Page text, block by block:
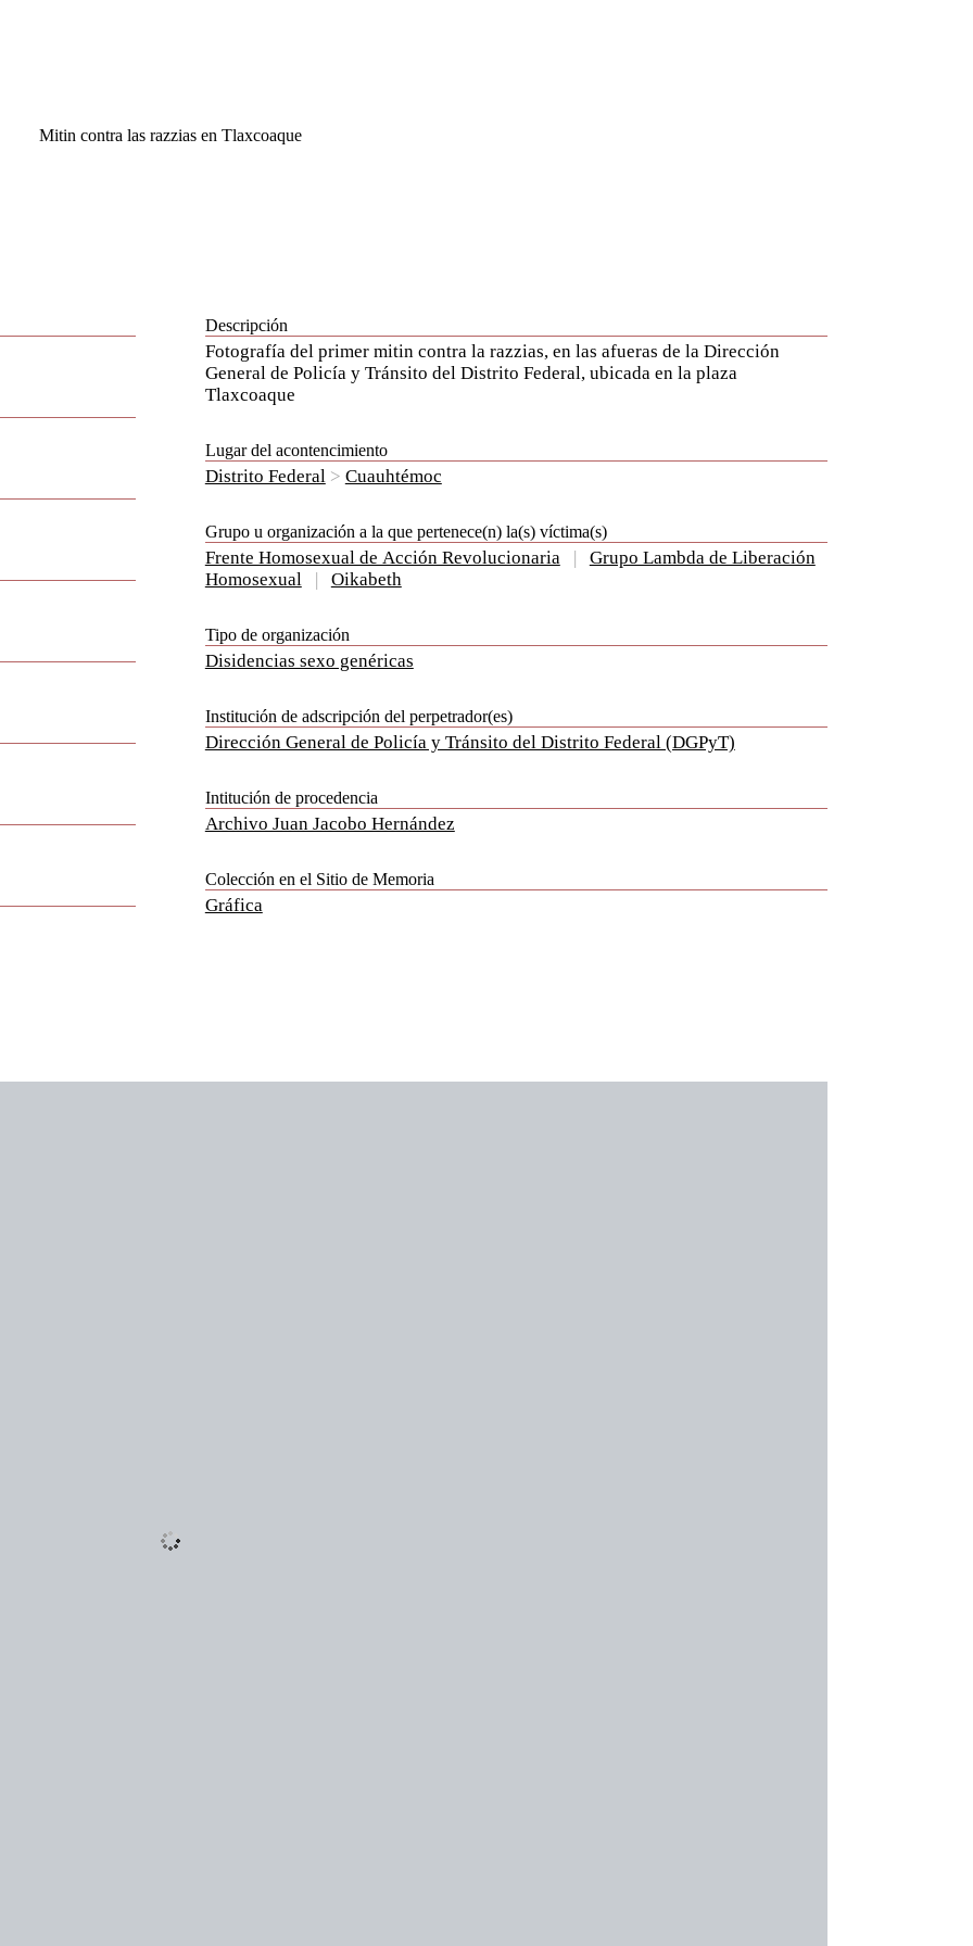
Mitin contra las razzias en Tlaxcoaque
Descripción
Fotografía del primer mitin contra la razzias, en las afueras de la Dirección
General de Policía y Tránsito del Distrito Federal, ubicada en la plaza
Tlaxcoaque
Lugar del acontencimiento
Distrito Federal > Cuauhtémoc
Grupo u organización a la que pertenece(n) la(s) víctima(s)
Frente Homosexual de Acción Revolucionaria |
Grupo Lambda de Liberación
Homosexual
| Oikabeth
Tipo de organización
Disidencias sexo genéricas
Institución de adscripción del perpetrador(es)
Dirección General de Policía y Tránsito del Distrito Federal (DGPyT)
Intitución de procedencia
Archivo Juan Jacobo Hernández
Colección en el Sitio de Memoria
Gráfica